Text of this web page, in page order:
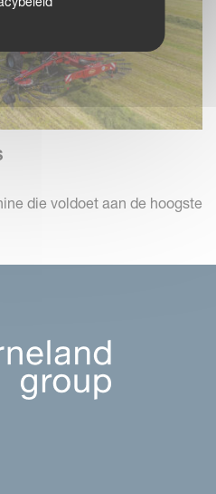
die voldoet aan de hoogste